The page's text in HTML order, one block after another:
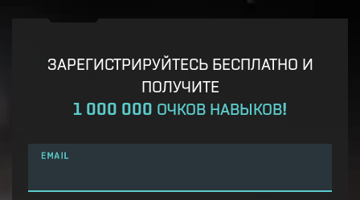
ЗАРЕГИСТРИРУЙТЕСЬ БЕСПЛАТНО И
ПОЛУЧИТЕ
1 000 000 ОЧКОВ НАВЫКОВ!
EMAIL